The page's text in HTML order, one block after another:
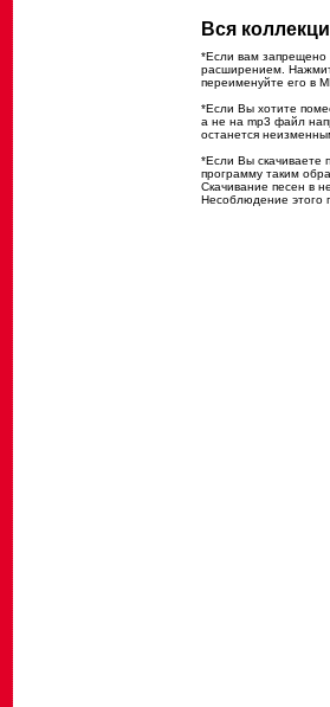
Вся
*Если вам запрещено
расширением.
переименуйте его в
*Если Вы хотите
а не на mp3 файл
останется
*Если Вы скачиваете
программу таким
Скачивание песен в
Несоблюдение этого